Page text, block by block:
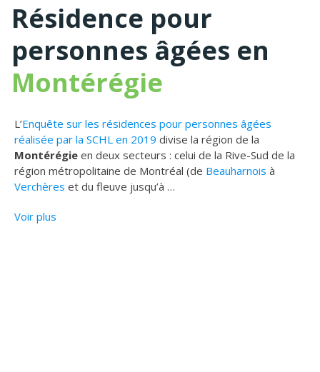
Résidence pour
personnes âgées en
Montérégie
L’Enquête sur les résidences pour personnes âgées
réalisée par la SCHL en 2019 divise la région de la
Montérégie en deux secteurs : celui de la Rive-Sud de la
région métropolitaine de Montréal (de Beauharnois à
Verchères et du fleuve jusqu’à …
Voir plus